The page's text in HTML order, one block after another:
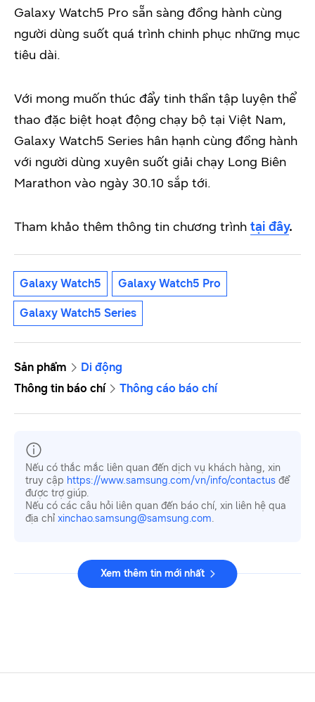
Galaxy Watch5 Pro sẵn sàng đồng hành cùng
người dùng suốt quá trình chinh phục những mục
tiêu dài.
Với mong muốn thúc đẩy tinh thần tập luyện thể
thao đặc biệt hoạt động chạy bộ tại Việt Nam,
Galaxy Watch5 Series hân hạnh cùng đồng hành
với người dùng xuyên suốt giải chạy Long Biên
Marathon vào ngày 30.10 sắp tới.
Tham khảo thêm thông tin chương trình tại đây.
Galaxy Watch5 Galaxy Watch5 Pro
Galaxy Watch5 Series
Sản phẩm
Di động
Thông tin báo chí
Thông cáo báo chí
Nếu có thắc mắc liên quan đến dịch vụ khách hàng, xin
truy cập https://www.samsung.com/vn/info/contactus để
được trợ giúp.
Nếu có các câu hỏi liên quan đến báo chí, xin liên hệ qua
địa chỉ xinchao.samsung@samsung.com.
Xem thêm tin mới nhất